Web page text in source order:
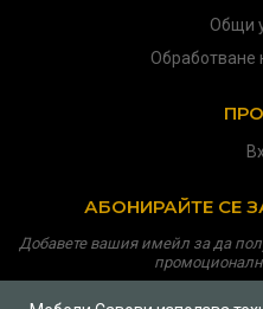
Общи
Обработване
АБОНИРАЙТЕ СЕ
Добавете вашия имейл за да